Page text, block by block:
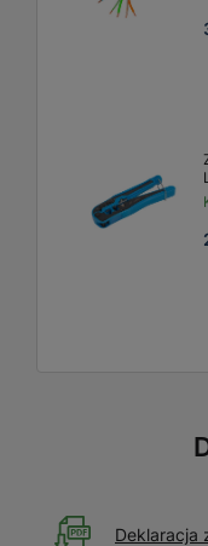
Deklaracja